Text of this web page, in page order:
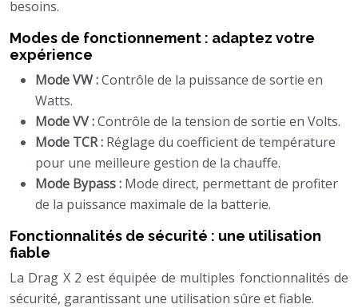
besoins.
Modes de fonctionnement : adaptez votre
expérience
Mode VW :Contrôle de la puissance de sortie en
Watts.
Mode VV :Contrôle de la tension de sortie en Volts.
Mode TCR : Réglage du coefficient de température
pour une meilleure gestion de la chauffe.
Mode Bypass : Mode direct, permettant de profiter
de la puissance maximale de la batterie.
Fonctionnalités de sécurité : une utilisation
fiable
La Drag X 2 est équipée de multiples fonctionnalités de
sécurité, garantissant une utilisation sûre et fiable.